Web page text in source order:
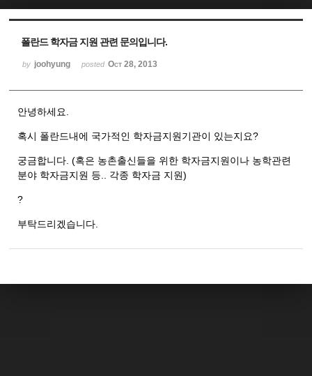
폴란드 학자금 지원 관련 문의입니다.
by joohyung posted Oct 28, 2013
안녕하세요.
혹시 폴란드내에 국가적인 학자금지원기관이 있는지요?
궁금합니다. (혹은 농촌출신들을 위한 학자금지원이나 농학관련
분야 학자금지원 등.. 각종 학자금 지원)
?
부탁드리겠습니다.
Sketchbook5, 스케치북5